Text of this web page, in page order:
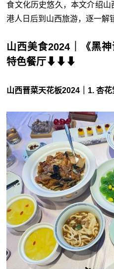
食文化历史悠久，本文介绍
港人日后到山西旅游，逐一解
山西美食2024｜《黑
特色餐厅⬇⬇⬇
山西晋菜天花板2024｜1. 杏